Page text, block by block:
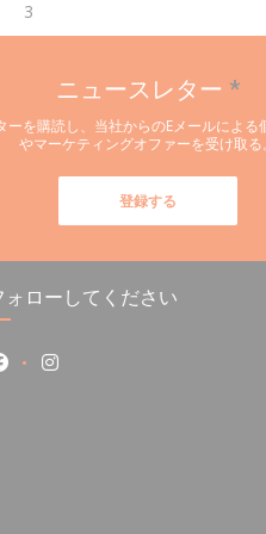
3
ニュースレター *
ーを購読し、当社からのEメールによる
やマーケティングオファーを受け取る。
登録する
ォローしてください
Facebook ((新しいウィンドウ
Instagram ((新しいウィ